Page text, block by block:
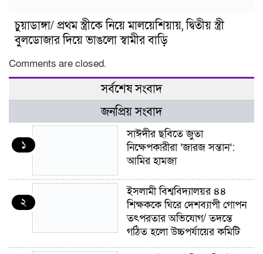
চুয়াডাঙ্গা/ প্রথম স্ত্রীকে নিয়ে মালয়েশিয়ায়, দ্বিতীয় স্ত্রী
বুলডোজার দিয়ে ভাঙলো স্বামীর বাড়ি
Comments are closed.
সর্বশেষ সংবাদ
জনপ্রিয় সংবাদ
১
সাঈদীর ছবিতে জুতা
নিক্ষেপকারীরা ‘জারজ সন্তান’:
আমির হামজা
২
ইসলামী বিশ্ববিদ্যালয়র ৪৪
শিক্ষককে ঘিরে দেশব্যাপী গোপন
তৎপরতার অভিযোগ/ তদন্তে
গঠিত হলো উচ্চপর্যায়ের কমিটি